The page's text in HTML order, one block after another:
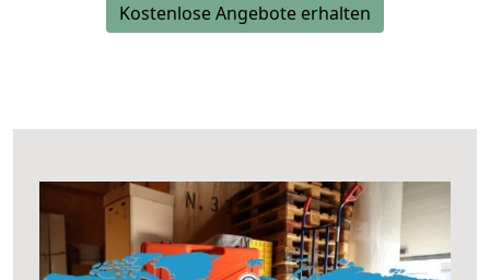
Kostenlose Angebote erhalten